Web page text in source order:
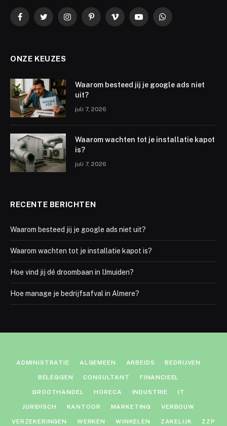
FacebookTwitterInstagramPinterestVimeo YouTubeWhatsApp
ONZE KEUZES
Waarom besteed jij je google ads niet
uit?
juli 7, 2026
Waarom wachten tot je installatie kapot
is?
juli 7, 2026
RECENTE BERICHTEN
Waarom besteed jij je google ads niet uit?
Waarom wachten tot je installatie kapot is?
Hoe vind jij dé droombaan in IJmuiden?
Hoe manage je bedrijfsafval in Almere?
ADMINISTRATIE ALGEMEEN ARBEIDS BEDRIJVEN
BELEGGEN CONSULTANT FINANCIEEL
GROOTHANDEL HORECA INDUSTRIE IT
JURIDISCH KANTOOR MARKETING VERBOUW
VERZEKERINGEN WERKEN WINKELEN ZAKELIJK ZZP